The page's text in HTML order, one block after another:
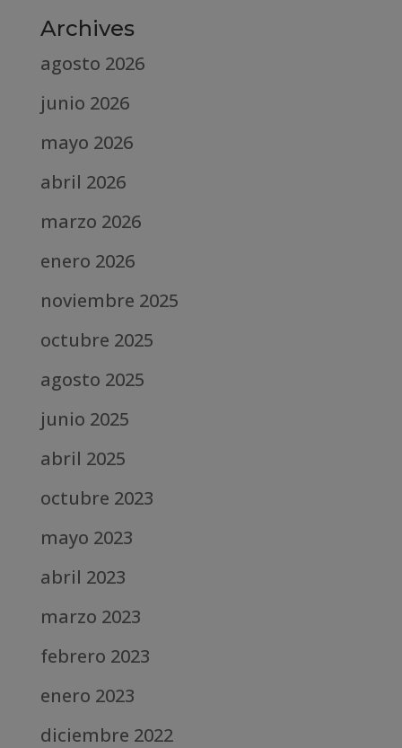
Archives
agosto 2026
junio 2026
mayo 2026
abril 2026
marzo 2026
enero 2026
noviembre 2025
octubre 2025
agosto 2025
junio 2025
abril 2025
octubre 2023
mayo 2023
abril 2023
marzo 2023
febrero 2023
enero 2023
diciembre 2022